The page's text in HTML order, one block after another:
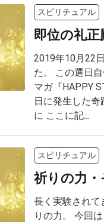
スピリチュアル
即位の礼
2019年10月22
た。 この選日
マガ『HAPPY
日に発生した
に ここに記...
スピリチュアル
祈りの力・
長く実験されて
りの力。 今回